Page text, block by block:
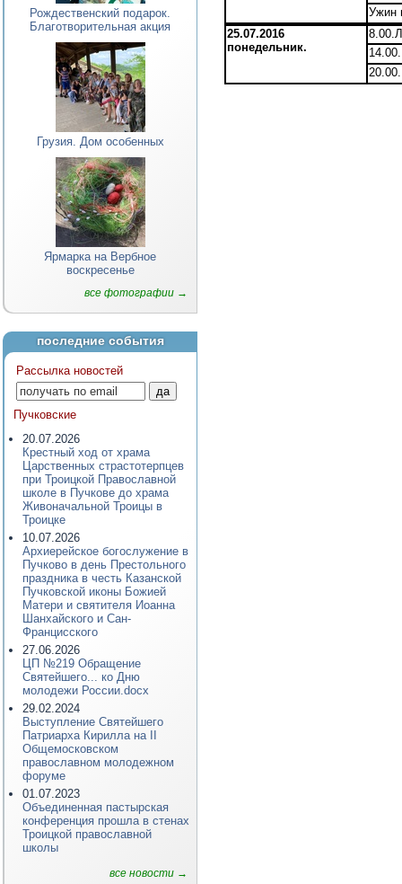
Рождественский подарок.
Благотворительная акция
Грузия. Дом особенных
Ярмарка на Вербное
воскресенье
все фотографии →
последние события
Рассылка новостей
Пучковские
20.07.2026
Крестный ход от храма
Царственных страстотерпцев
при Троицкой Православной
школе в Пучкове до храма
Живоначальной Троицы в
Троицке
10.07.2026
Архиерейское богослужение в
Пучково в день Престольного
праздника в честь Казанской
Пучковской иконы Божией
Матери и святителя Иоанна
Шанхайского и Сан-
Францисского
27.06.2026
ЦП №219 Обращение
Святейшего... ко Дню
молодежи России.docx
29.02.2024
Выступление Святейшего
Патриарха Кирилла на II
Общемосковском
православном молодежном
форуме
01.07.2023
Объединенная пастырская
конференция прошла в стенах
Троицкой православной
школы
все новости →
Ужин
25.07.2016
понедельник.